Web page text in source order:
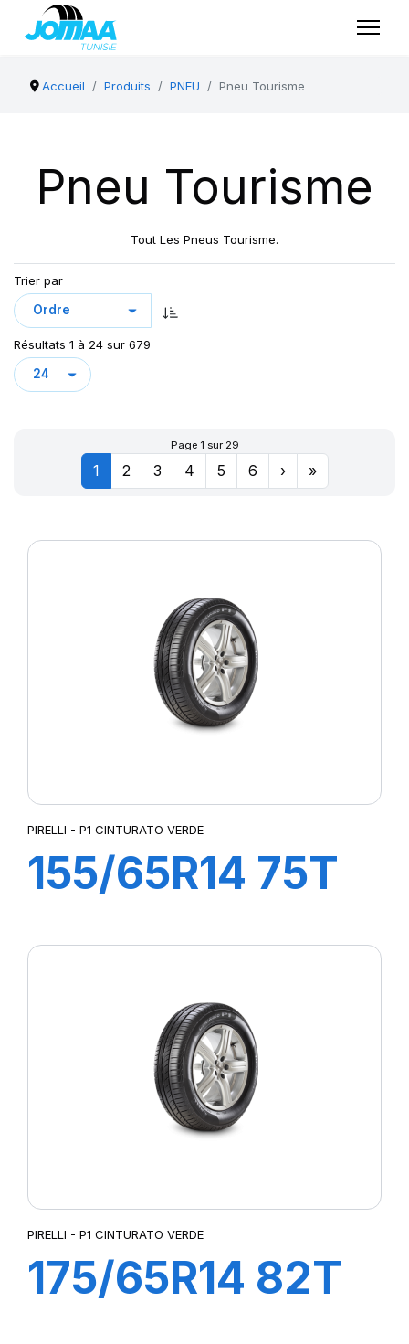
Accueil Produits PNEU Pneu Tourisme
Pneu Tourisme
Tout Les Pneus Tourisme.
Trier par
Résultats 1 à 24 sur 679
Page 1 sur 29
1 2 3 4 5 6 › »
PIRELLI - P1 CINTURATO VERDE
155/65R14 75T
PIRELLI - P1 CINTURATO VERDE
175/65R14 82T